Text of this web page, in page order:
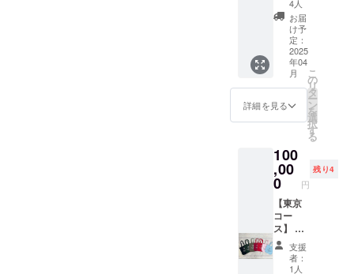
■瀬木監
督絶
賛！
「大牟
田高菜
めんべ
い」(12
枚入
り)
加物等
の食品
表示は
お届け
商品の
ラベル
に表記
されま
す。 商
品開封
加物等
の食品
表示は
お届け
商品の
ラベル
に表記
されま
必ずお
届けの
リター
ンに貼
付され
たラベ
ルや注
意書き
をご確
認くだ
M
345mm
×355m
m×100
mm(色
のご指
定がで
きます)
1枚
■Tシャ
L , XL ,
XXL）
１枚 ※
サイズ
の在庫
に限り
がある
ためご
希望に
添えな
名前記
載（テ
キス
ト） ※
任意の
お名前
10文字
以内を
備考欄
にご入
さい。
■瀬木直
貴監督
からの
お礼
メール
■瀬木直
貴監督
の書き
下ろし
4人
お届
け予
定：
2025
年04
月
詳細を見る
こ
の
リ
タ
ー
ン
を
選
択
す
る
100
,00
0 円
残り4
【東京
コー
ス】 ■
エンド
ロール
へのお
支援
者：
1人